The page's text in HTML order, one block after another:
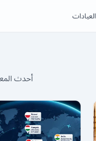
العيادات
أحدث